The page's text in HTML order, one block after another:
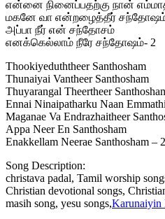
என்னை நினைப்பதற்கு நான்
மகனே வா என்றழைத்தீர்
அப்பா நீர் என் சந்தோசம்
எனக்கெல்லாம் நீரே சந்தோஷம்- 2
Thookiyeduththeer Santhosham
Thunaiyai Vantheer Santhosham
Thuyarangal Theertheer
Ennai Ninaipatharku Naan
Maganae Va Endrazhaitheer
Appa Neer En Santhosham
Enakkellam Neerae Santhosham – 2
Song Description:
christava padal, Tamil worship
Christian devotional songs,
masih song, yesu songs,Karunaiyin